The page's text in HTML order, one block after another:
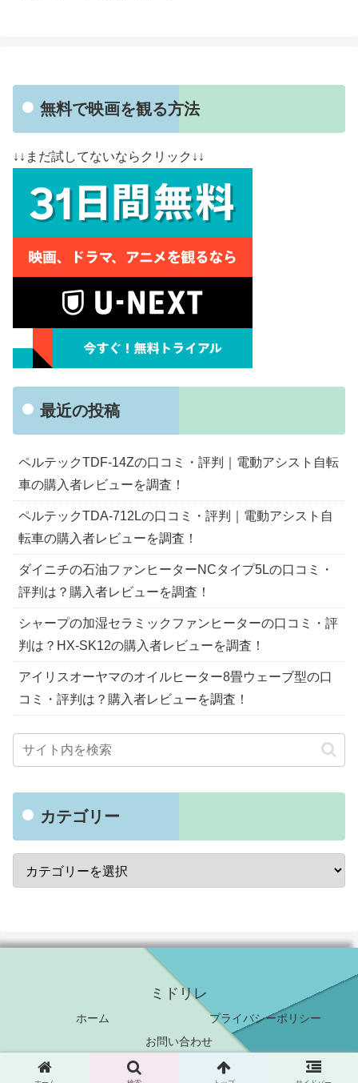
無料で映画を観る方法
↓↓まだ試してないならクリック↓↓
最近の投稿
ペルテックTDF-14Zの口コミ・評判｜電動アシスト自転
車の購入者レビューを調査！
ペルテックTDA-712Lの口コミ・評判｜電動アシスト自
転車の購入者レビューを調査！
ダイニチの石油ファンヒーターNCタイプ5Lの口コミ・
評判は？購入者レビューを調査！
シャープの加湿セラミックファンヒーターの口コミ・評
判は？HX-SK12の購入者レビューを調査！
アイリスオーヤマのオイルヒーター8畳ウェーブ型の口
コミ・評判は？購入者レビューを調査！
カテゴリー
ミドリレ
ホーム
プライバシーポリシー
お問い合わせ
© 2019 ミドリレ.